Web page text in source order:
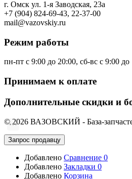
г. Омск ул. 1-я Заводская, 23а
+7 (904) 824-69-43, 22-37-00
mail@vazovskiy.ru
Режим работы
пн-пт с 9:00 до 20:00, сб-вс с 9:00 до
Принимаем к оплате
Дополнительные скидки и
© 2026 ВАЗОВСКИЙ - База-
Запрос продавцу
Добавлено Сравнение 0
Добавлено Закладки 0
Добавлено Корзина